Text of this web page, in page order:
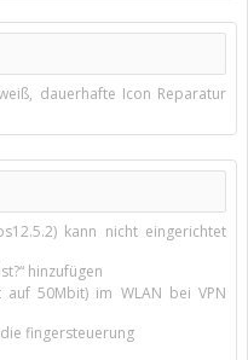
dauerhafte Icon Reparatur
kann nicht eingerichtet
hinzufügen
auf 50Mbit) im WLAN bei VPN
fingersteuerung